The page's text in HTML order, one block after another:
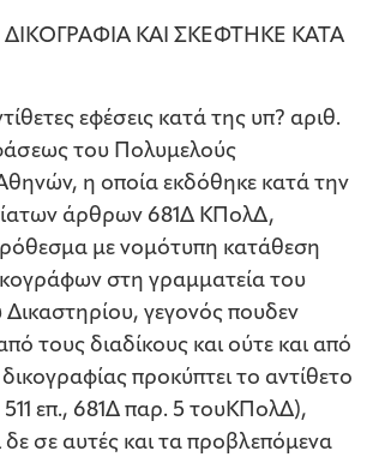
ΚΑΙ ΣΚΕΦΤΗΚΕ ΚΑΤΑ
εφέσεις κατά της υπ? αριθ.
του Πολυμελούς
η οποία εκδόθηκε κατά την
άρθρων 681Δ ΚΠολΔ,
με νομότυπη κατάθεση
στη γραμματεία του
γεγονός πουδεν
τους διαδίκους και ούτε και από
προκύπτει το αντίθετο
επ., 681Δ παρ. 5 τουΚΠολΔ),
δε σε αυτές και τα προβλεπόμενα